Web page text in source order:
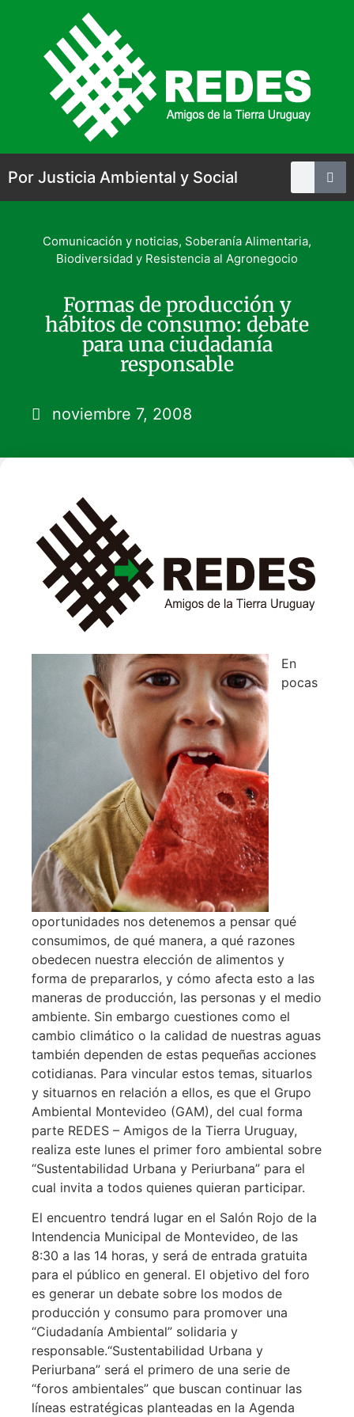
Por Justicia Ambiental y Social
Comunicación y noticias, Soberanía Alimentaria,
Biodiversidad y Resistencia al Agronegocio
Formas de producción y
hábitos de consumo: debate
para una ciudadanía
responsable
noviembre 7, 2008
En
pocas
oportunidades nos detenemos a pensar qué
consumimos, de qué manera, a qué razones
obedecen nuestra elección de alimentos y
forma de prepararlos, y cómo afecta esto a las
maneras de producción, las personas y el medio
ambiente. Sin embargo cuestiones como el
cambio climático o la calidad de nuestras aguas
también dependen de estas pequeñas acciones
cotidianas. Para vincular estos temas, situarlos
y situarnos en relación a ellos, es que el Grupo
Ambiental Montevideo (GAM), del cual forma
parte REDES – Amigos de la Tierra Uruguay,
realiza este lunes el primer foro ambiental sobre
“Sustentabilidad Urbana y Periurbana” para el
cual invita a todos quienes quieran participar.
El encuentro tendrá lugar en el Salón Rojo de la
Intendencia Municipal de Montevideo, de las
8:30 a las 14 horas, y será de entrada gratuita
para el público en general. El objetivo del foro
es generar un debate sobre los modos de
producción y consumo para promover una
“Ciudadanía Ambiental” solidaria y
responsable.“Sustentabilidad Urbana y
Periurbana” será el primero de una serie de
“foros ambientales” que buscan continuar las
líneas estratégicas planteadas en la Agenda